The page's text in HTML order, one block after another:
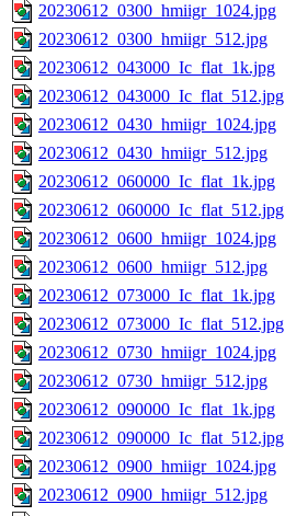
20230612_0300_hmiigr_1024.jpg
20230612_0300_hmiigr_512.jpg
20230612_043000_Ic_flat_1k.jpg
20230612_043000_Ic_flat_512.jpg
20230612_0430_hmiigr_1024.jpg
20230612_0430_hmiigr_512.jpg
20230612_060000_Ic_flat_1k.jpg
20230612_060000_Ic_flat_512.jpg
20230612_0600_hmiigr_1024.jpg
20230612_0600_hmiigr_512.jpg
20230612_073000_Ic_flat_1k.jpg
20230612_073000_Ic_flat_512.jpg
20230612_0730_hmiigr_1024.jpg
20230612_0730_hmiigr_512.jpg
20230612_090000_Ic_flat_1k.jpg
20230612_090000_Ic_flat_512.jpg
20230612_0900_hmiigr_1024.jpg
20230612_0900_hmiigr_512.jpg